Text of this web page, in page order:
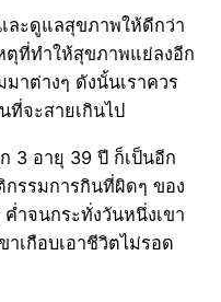
ละดูแลสุขภาพให้ดีกว่า
ตุที่ทำให้สุขภาพแย่ลงอีก
าต่างๆ ดังนั้นเราควร
จะสายเกินไป
3 อายุ 39 ปี ก็เป็นอีก
รรมการกินที่ผิดๆ ของ
ำจนกระทั่งวันหนึ่งเขา
เกือบเอาชีวิตไม่รอด